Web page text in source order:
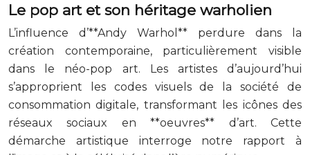
Le pop art et son héritage warholien
L’influence d’**Andy Warhol** perdure dans la
création contemporaine, particulièrement visible
dans le néo-pop art. Les artistes d’aujourd’hui
s’approprient les codes visuels de la société de
consommation digitale, transformant les icônes des
réseaux sociaux en **oeuvres** d’art. Cette
démarche artistique interroge notre rapport à